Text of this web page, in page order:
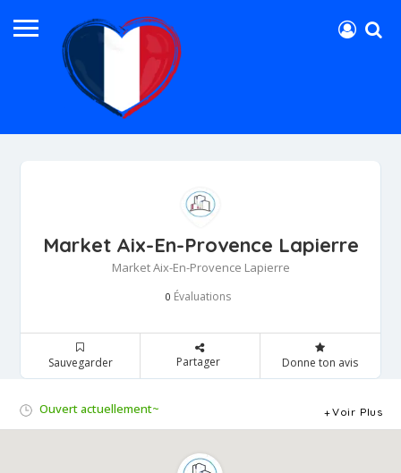
Market Aix-En-Provence Lapierre
Market Aix-En-Provence Lapierre
0 Évaluations
Sauvegarder Partager Donne ton avis
Ouvert actuellement~ Voir Plus